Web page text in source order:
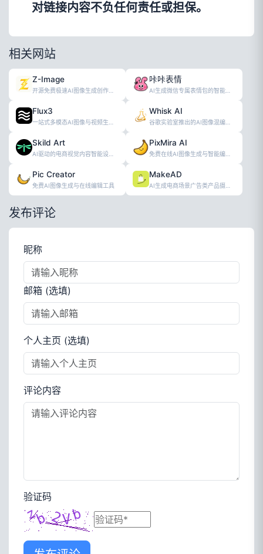
对链接内容不负任何责任或担保。
相关网站
Z-Image
开源免费极速AI图像生成创作工具
咔咔表情
AI生成微信专属表情包的智能工具
Flux3
一站式多模态AI图像与视频生成创作平台
Whisk AI
谷歌实验室推出的AI图像混编创作工具
Skild Art
AI驱动的电商视觉内容智能设计生成工具
PixMira AI
免费在线AI图像生成与智能编辑工具
Pic Creator
免费AI图像生成与在线编辑工具
MakeAD
AI生成电商场景广告类产品摄影图工具
发布评论
昵称
邮箱 (选填)
个人主页 (选填)
评论内容
验证码